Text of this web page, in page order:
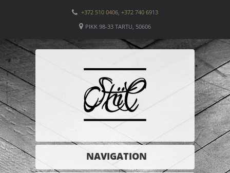
+372 510 0406, +372 740 6913
PIKK 98-33 TARTU, 50606
NAVIGATION